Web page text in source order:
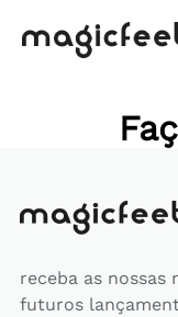
receba as nossas
futuros